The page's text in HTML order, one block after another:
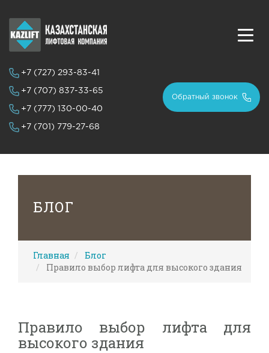
+7 (727) 293-83-41
+7 (707) 837-33-65
+7 (777) 130-00-40
+7 (701) 779-27-68
Обратный звонок
БЛОГ
Главная
Блог
Правило выбор лифта для высокого здания
Правило выбор лифта для
высокого здания